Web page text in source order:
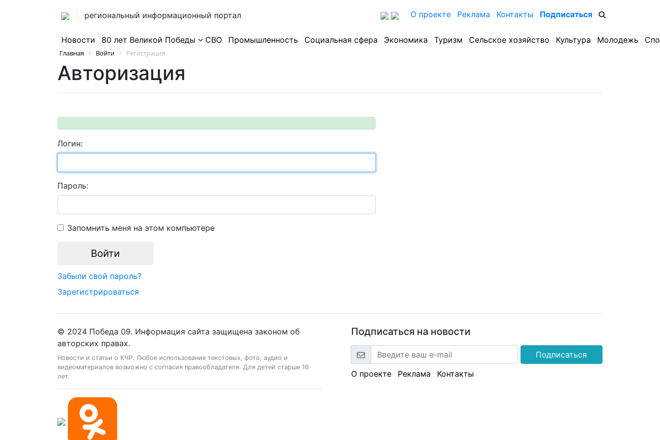
региональный информационный портал О проекте Реклама Контакты Подписаться
Новости 80 лет Великой Победы СВО Промышленность Социальная сфера Экономика Туризм Сельское хозяйство Культура Молодежь
Главная Войти Регистрация
Авторизация
Логин:
Пароль:
Запомнить меня на этом компьютере
Забыли свой пароль?
Зарегистрироваться
© 2024 Победа 09. Информация сайта защищена законом об
авторских правах.
Новости и статьи о КЧР. Любое использование текстовых, фото, аудио и
видеоматериалов возможно с согласия правообладателя. Для детей старше 16
лет.
Подписаться на новости
Подписаться
О проекте
Реклама Контакты